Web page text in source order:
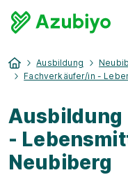
Ausbildung
Fachverkäufer/in -
Ausbildung
-
Neubiberg